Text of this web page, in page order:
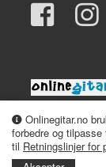
Onlinegitar.no
forbedre og
til Retningslinjer for
2008-